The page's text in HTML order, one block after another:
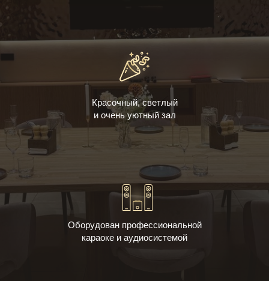
Оборудован профессиональной
караоке и аудиосистемой
Красочный, светлый
и очень уютный зал